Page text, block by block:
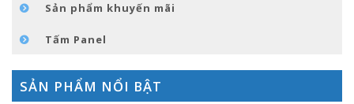
Sản phẩm khuyến mãi
Tấm Panel
SẢN PHẨM NỔI BẬT